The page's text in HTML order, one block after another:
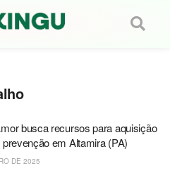
busca recursos para aquisição
em Altamira (PA)
DE 2025